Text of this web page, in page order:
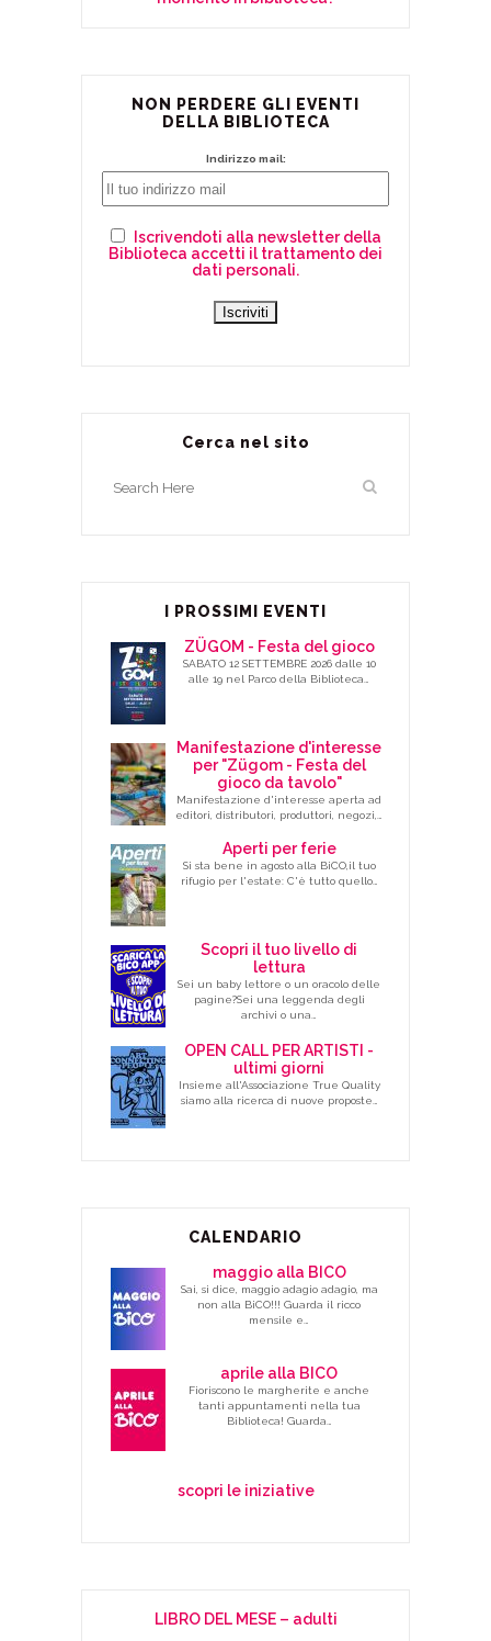
NON PERDERE GLI EVENTI
DELLA BIBLIOTECA
Indirizzo mail:
Iscrivendoti alla newsletter della
Biblioteca accetti il trattamento dei
dati personali.
Cerca nel sito
I PROSSIMI EVENTI
ZÜGOM - Festa del gioco
SABATO 12 SETTEMBRE 2026 dalle 10
alle 19 nel Parco della Biblioteca…
Manifestazione d'interesse
per "Zügom - Festa del
gioco da tavolo"
Manifestazione d'interesse aperta ad
editori, distributori, produttori, negozi,…
Aperti per ferie
Si sta bene in agosto alla BiCO,il tuo
rifugio per l'estate: C'è tutto quello…
Scopri il tuo livello di
lettura
Sei un baby lettore o un oracolo delle
pagine?Sei una leggenda degli
archivi o una…
OPEN CALL PER ARTISTI -
ultimi giorni
Insieme all'Associazione True Quality
siamo alla ricerca di nuove proposte…
CALENDARIO
maggio alla BICO
Sai, si dice, maggio adagio adagio, ma
non alla BiCO!!! Guarda il ricco
mensile e…
aprile alla BICO
Fioriscono le margherite e anche
tanti appuntamenti nella tua
Biblioteca! Guarda…
scopri le iniziative
LIBRO DEL MESE – adulti